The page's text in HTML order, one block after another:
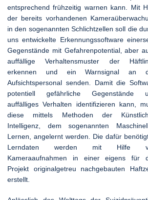
entsprechend frühzeitig warnen kann. Mit
der bereits vorhandenen
in den sogenannten Schlichtzellen soll die
uns entwickelte Erkennungssoftware
Gegenstände mit Gefahrenpotential, aber
auffällige Verhaltensmuster der
erkennen und ein Warnsignal an
Aufsichtspersonal senden. Damit die
potentiell gefährliche Gegenstände
auffälliges Verhalten identifizieren kann,
diese mittels Methoden der
Intelligenz, dem sogenannten
Lernen, angelernt werden. Die dafür
Lerndaten werden mit Hilfe
Kameraaufnahmen in einer eigens für
Projekt originalgetreu nachgebauten
erstellt.